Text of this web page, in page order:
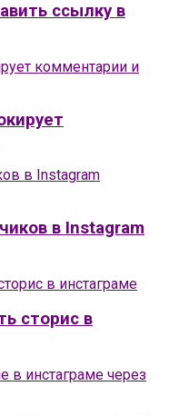
ссылку в
в Instagram
сторис в